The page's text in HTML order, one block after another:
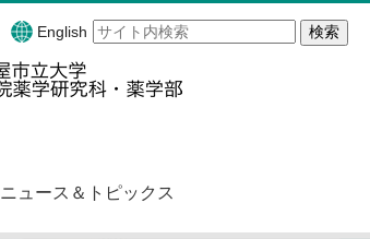
English
ニュース＆トピックス